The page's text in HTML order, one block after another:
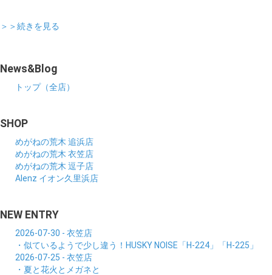
＞＞続きを見る
News&Blog
トップ（全店）
SHOP
めがねの荒木 追浜店
めがねの荒木 衣笠店
めがねの荒木 逗子店
Alenz イオン久里浜店
NEW ENTRY
2026-07-30 - 衣笠店
・似ているようで少し違う！HUSKY NOISE「H-224」「H-225」
2026-07-25 - 衣笠店
・夏と花火とメガネと